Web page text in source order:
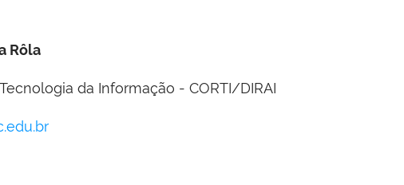
Rôla
da Informação - CORTI/DIRAI